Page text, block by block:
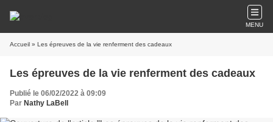
MENU
Accueil » Les épreuves de la vie renferment des cadeaux
Les épreuves de la vie renferment des cadeaux
Publié le 06/02/2022 à 09:09
Par Nathy LaBell